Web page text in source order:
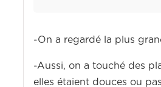
-On a regardé la plus
-Aussi, on a touché des
elles étaient douces ou